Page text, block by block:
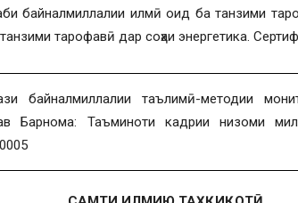
байналмиллалии илмӣ оид ба танзими
тарофавӣ дар соҳаи энергетика.
байналмиллалии таълимӣ-методии
Барнома: Таъминоти кадрии низоми